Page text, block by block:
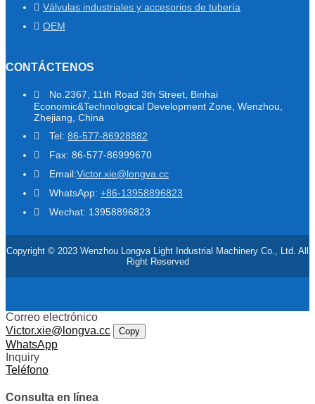
Válvulas industriales y accesorios de tubería
OEM
CONTÁCTENOS
No.2367, 11th Road 3th Street, Binhai
Economic&Technological Development Zone, Wenzhou,
Zhejiang, China
Tel: 86-577-86928882
Fax: 86-577-86999670
Email:Victor.xie@longva.cc
WhatsApp: +86-13958896823
Wechat: 13958896823
Copyright © 2023 Wenzhou Longva Light Industrial Machinery Co., Ltd. All
Right Reserved
Correo electrónico
Victor.xie@longva.cc
Copy
WhatsApp
Inquiry
Teléfono
Consulta en línea